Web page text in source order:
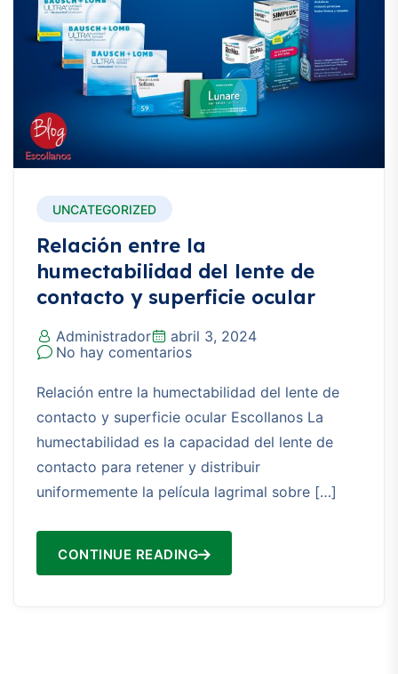
UNCATEGORIZED
Relación entre la
humectabilidad del lente de
contacto y superficie ocular
Administrador
abril 3, 2024
No hay comentarios
Relación entre la humectabilidad del lente de
contacto y superficie ocular Escollanos La
humectabilidad es la capacidad del lente de
contacto para retener y distribuir
uniformemente la película lagrimal sobre […]
CONTINUE READING